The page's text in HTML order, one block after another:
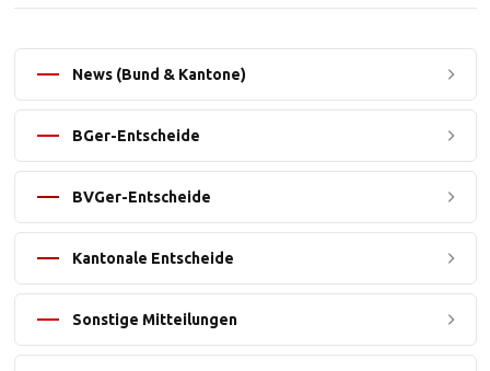
News (Bund & Kantone)
BGer-Entscheide
BVGer-Entscheide
Kantonale Entscheide
Sonstige Mitteilungen